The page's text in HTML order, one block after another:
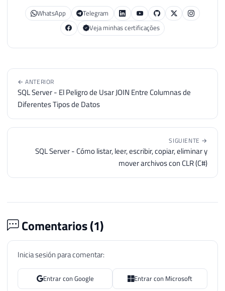
WhatsApp
Telegram
Veja minhas certificações
← ANTERIOR
SQL Server - El Peligro de Usar JOIN Entre Columnas de
Diferentes Tipos de Datos
SIGUIENTE →
SQL Server - Cómo listar, leer, escribir, copiar, eliminar y
mover archivos con CLR (C#)
Comentarios (1)
Inicia sesión para comentar:
Entrar con Google Entrar con Microsoft